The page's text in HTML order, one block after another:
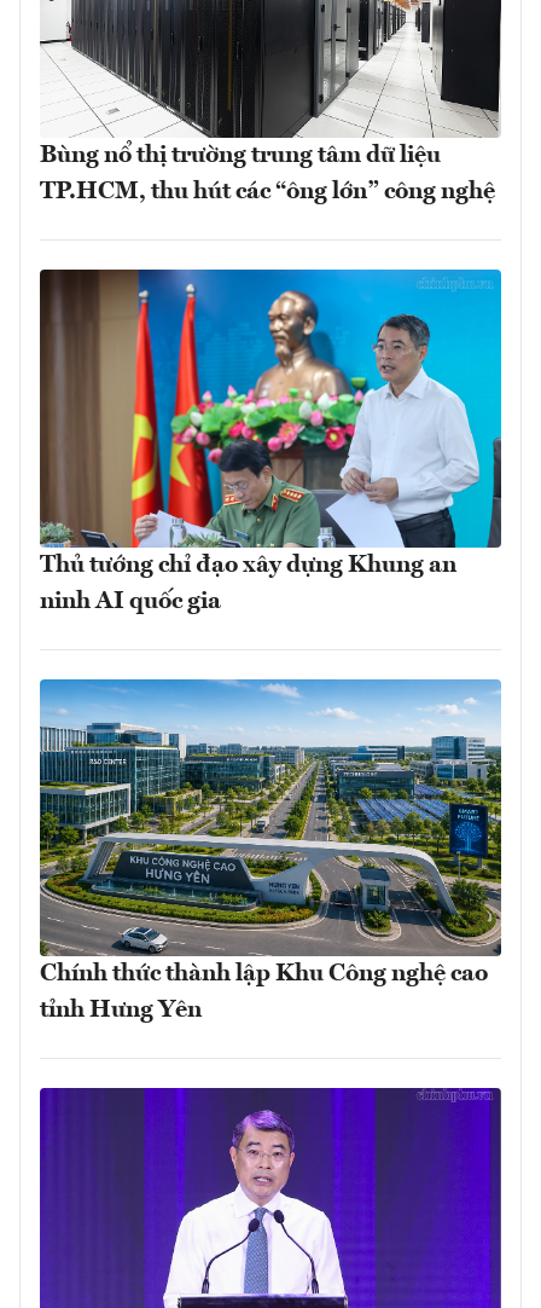
Bùng nổ thị trường trung tâm dữ liệu
TP.HCM, thu hút các “ông lớn” công nghệ
Thủ tướng chỉ đạo xây dựng Khung an
ninh AI quốc gia
Chính thức thành lập Khu Công nghệ cao
tỉnh Hưng Yên